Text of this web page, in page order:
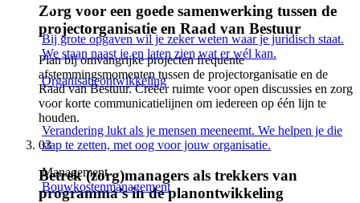
Bij grote opgaven wil je zeker weten waar je juridisch staat.
We staan naast je en laten zien wat er wél kan.
Organisatieontwikkeling
Verandering lukt als je mensen meeneemt. We helpen je die
stap te zetten, met oog voor jouw organisatie.
Management
Bouwkostenmanagement
Zorg voor een goede samenwerking tussen de
projectorganisatie en Raad van Bestuur
Plan bij omvangrijke projecten frequente
afstemmingsmomenten tussen de projectorganisatie en de
Raad van Bestuur. Creëer ruimte voor open discussies en zorg
voor korte communicatielijnen om iedereen op één lijn te
houden.
03
Betrek (zorg)managers als trekkers van
programma’s in de planontwikkeling